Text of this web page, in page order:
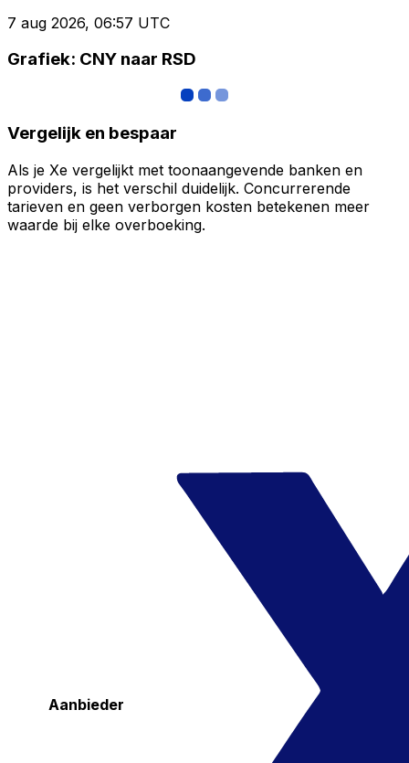
7 aug 2026, 06:57 UTC
Grafiek: CNY naar RSD
Vergelijk en bespaar
Als je Xe vergelijkt met toonaangevende banken en
providers, is het verschil duidelijk. Concurrerende
tarieven en geen verborgen kosten betekenen meer
waarde bij elke overboeking.
Aanbieder